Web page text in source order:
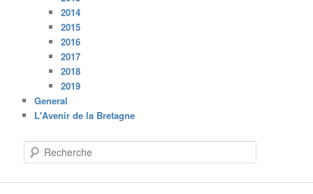
2014
2015
2016
2017
2018
2019
General
L'Avenir de la Bretagne
e